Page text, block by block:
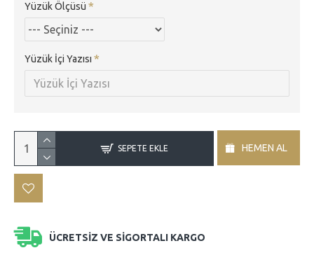
Yüzük Ölçüsü
Yüzük İçi Yazısı
SEPETE EKLE HEMEN AL
ÜCRETSİZ VE SİGORTALI KARGO